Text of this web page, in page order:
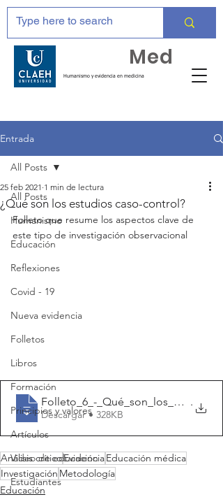
Humanismo y evidencia en medicina
Med
Entrada
All Posts
Humanismo
Educación
Reflexiones
Covid - 19
Nueva evidencia
Folletos
Libros
Formación
Principios y valores
Artículos
Video de educación
Estudiantes
All Posts
¿Qué son los estudios caso-control?
25 feb 2021 1 min de lectura
Folleto que resume los aspectos clave de
este tipo de investigación observacional
Folleto_6_- .
Descargar • 328KB
Análisis críticoEvidenciaEducación médica
Investigación Metodología
Educación